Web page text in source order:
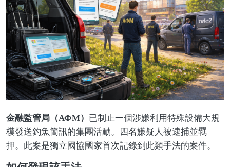
金融監管局（АФМ） 已制止一個涉嫌利用特殊設備大規
模發送釣魚簡訊的集團活動。四名嫌疑人被逮捕並羈
押。此案是獨立國協國家首次記錄到此類手法的案件。